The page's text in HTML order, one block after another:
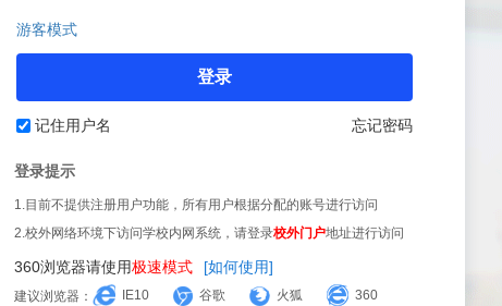
游客模式
登录
记住用户名 忘记密码
登录提示
1.目前不提供注册用户功能，所有用户根据分配的账号进行访问
2.校外网络环境下访问学校内网系统，请登录校外门户地址进行访问
360浏览器请使用极速模式 [如何使用]
建议浏览器： IE10 谷歌 火狐 360